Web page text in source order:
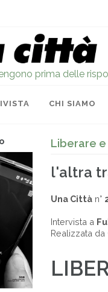
prima delle
CHI SIAMO
Liberare
l'altra
Una Città n°
Intervista a
Realizzata da